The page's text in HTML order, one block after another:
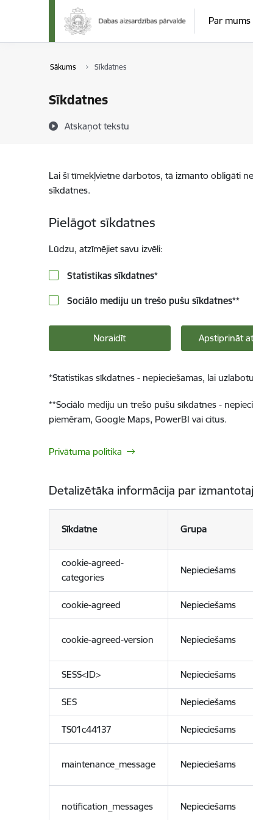
Pāriet uz lapas saturu
Par mums
Sākums Sīkdatnes
Sīkdatnes
Atskaņot tekstu
Lai šī tīmekļvietne darbotos, tā izmanto obligāti
sīkdatnes.
Pielāgot sīkdatnes
Lūdzu, atzīmējiet savu izvēli:
Statistikas sīkdatnes*
Sociālo mediju un trešo pušu sīkdatnes**
Noraidīt Apstiprināt
*Statistikas sīkdatnes - nepieciešamas, lai
**Sociālo mediju un trešo pušu sīkdatnes -
piemēram, Google Maps, PowerBI vai citus.
Privātuma politika
Detalizētāka informācija par
Sīkdatne Grupa
cookie-agreed-
categories
Nepieciešams
cookie-agreed Nepieciešams
cookie-agreed-version Nepieciešams
SESS<ID> Nepieciešams
SES Nepieciešams
TS01c44137 Nepieciešams
maintenance_message Nepieciešams
notification_messages Nepieciešams